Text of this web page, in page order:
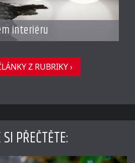
interiéru
Z RUBRIKY ›
PŘEČTĚTE: